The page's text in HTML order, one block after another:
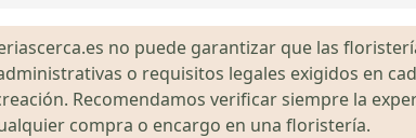
no puede garantizar que las
o requisitos legales exigidos en
Recomendamos verificar siempre la
compra o encargo en una floristería.